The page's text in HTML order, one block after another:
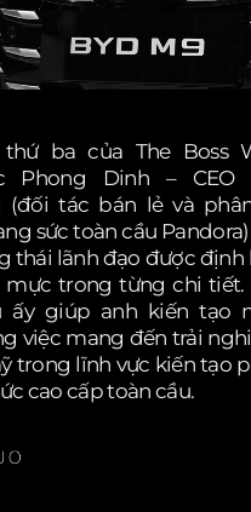
ba của The Boss
Phong Dinh – CEO
(đối tác bán lẻ và
sức toàn cầu
thái lãnh đạo được định
mực trong từng chi tiết.
ấy giúp anh kiến tạo
việc mang đến trải
trong lĩnh vực kiến tạo
cao cấp toàn cầu.